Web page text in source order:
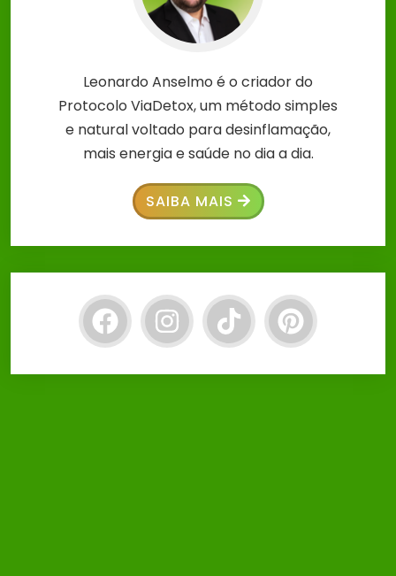
Leonardo Anselmo é o criador do
Protocolo ViaDetox, um método simples
e natural voltado para desinflamação,
mais energia e saúde no dia a dia.
SAIBA MAIS